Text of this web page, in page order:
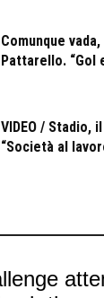
Comunque
Pattarello. “Gol
VIDEO / Stadio,
“Società al